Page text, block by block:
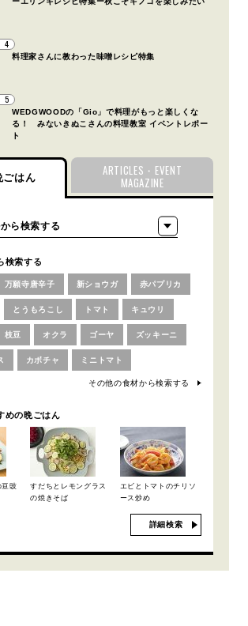
4
料理家さんに教わった味噌レシピ特集
5
WEDGWOODの「Gio」で料理がもっと楽しくな
る！ みないきぬこさんの料理教室 イベントレポー
ト
ごはん
ARTICLES・EVENT
MAGAZINE
検索する
万願寺唐辛子 新ショウガ 赤パプリカ
とうもろこし トマト キュウリ
枝豆 オクラ ゴーヤ ズッキーニ
カボチャ ミニトマト
その他の食材から検索する
めの晩ごはん
豆豉
すだちとレモングラス
の焼きそば
エビとトマトのチリソ
ース炒め
詳細検索